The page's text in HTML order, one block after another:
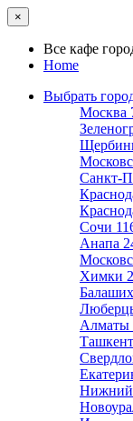
×
Все кафе
Home
Выбрать
Москва
Санкт-
Сочи
Анапа
Химки
Алматы
Ташкент
Нижний